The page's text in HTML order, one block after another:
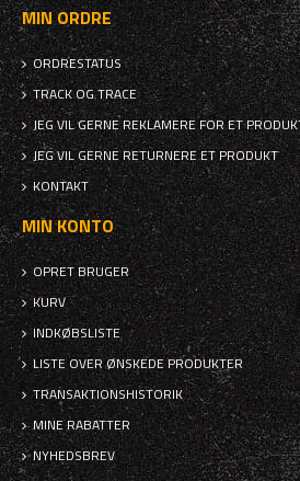
MIN ORDRE
ORDRESTATUS
TRACK OG TRACE
JEG VIL GERNE REKLAMERE FOR ET
JEG VIL GERNE RETURNERE ET PRODUKT
KONTAKT
MIN KONTO
OPRET BRUGER
KURV
INDKØBSLISTE
LISTE OVER ØNSKEDE PRODUKTER
TRANSAKTIONSHISTORIK
MINE RABATTER
NYHEDSBREV